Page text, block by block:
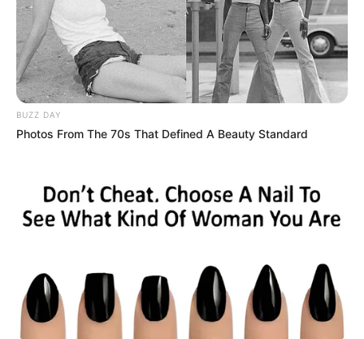
TEMAS RELACIONADOS
REMEDIOS - ANTIOQUIA
MENORES INFRACTORES
MUERTE DE MENORES
ALERTA PAISA
ORDEN PÚBLICO
VIOLENCIA CONTRA LOS NIÑOS
CRIMEN
MATONEO
Tenemos todas las noticias que le
interesan. Para estar bien informado, por
favor, active las notificaciones de Alerta.
ACTIVAR AHORA
BUZZ DAY
Photos From The 70s That Defined A Beauty Standard